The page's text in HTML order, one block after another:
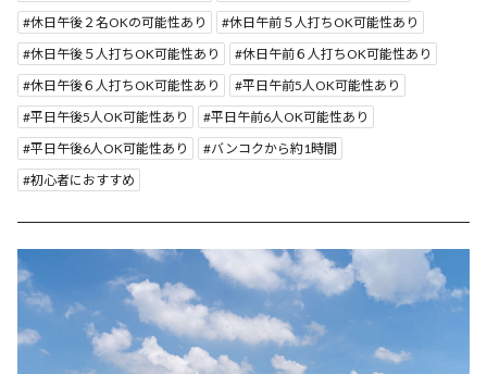
休日午後２名OKの可能性あり
休日午前５人打ちOK可能性あり
休日午後５人打ちOK可能性あり
休日午前６人打ちOK可能性あり
休日午後６人打ちOK可能性あり
平日午前5人OK可能性あり
平日午後5人OK可能性あり
平日午前6人OK可能性あり
平日午後6人OK可能性あり
バンコクから約1時間
初心者におすすめ